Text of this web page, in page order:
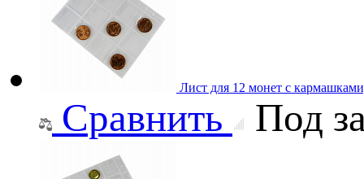
Лист для 12 монет с
Сравнить Под